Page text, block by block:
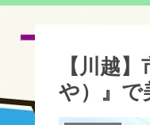
【川越
や）』で